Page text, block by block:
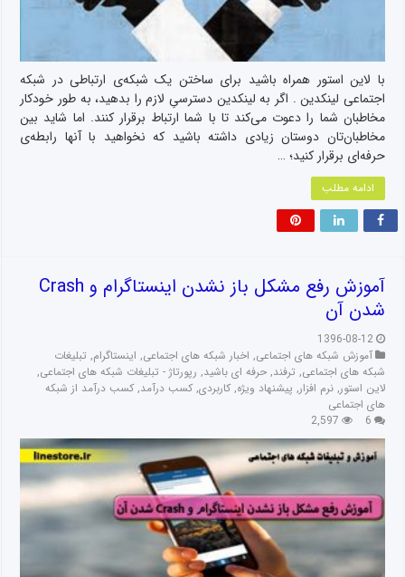
با لاین استور همراه باشید برای ساختن یک شبکه‌ی ارتباطی در شبکه
اجتماعی لینکد‌ین . اگر به لینکد‌ین دسترسیِ لازم را بدهید، به طور خودکار
مخاطبان شما را دعوت می‌کند تا با شما ارتباط برقرار کنند. اما شاید بین
مخاطبان‌تان دوستان زیادی داشته باشید که نخواهید با آنها رابطه‌ی
حرفه‌ای برقرار کنید؛ …
ادامه مطلب
آموزش رفع مشکل باز نشدن اینستاگرام و Crash
شدن آن
1396-08-12
آموزش شبکه های اجتماعی, اخبار شبکه های اجتماعی, اینستاگرام, تبلیغات
شبکه های اجتماعی, ترفند, حرفه ای باشید, رپورتاژ - تبلیغات شبکه های اجتماعی,
لاین استور, نرم افزار, پیشنهاد ویژه, کاربردی, کسب درآمد, کسب درآمد از شبکه
های اجتماعی
6
2,597